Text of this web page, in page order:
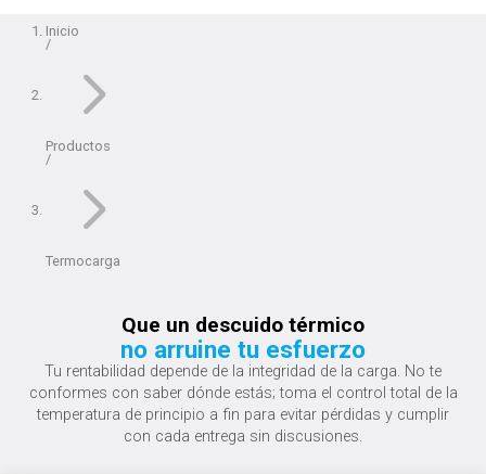
Inicio
Productos
Termocarga
Que un descuido térmico
no arruine tu esfuerzo
Tu rentabilidad depende de la integridad de la carga. No te
conformes con saber dónde estás; toma el control total de la
temperatura de principio a fin para evitar pérdidas y cumplir
con cada entrega sin discusiones.